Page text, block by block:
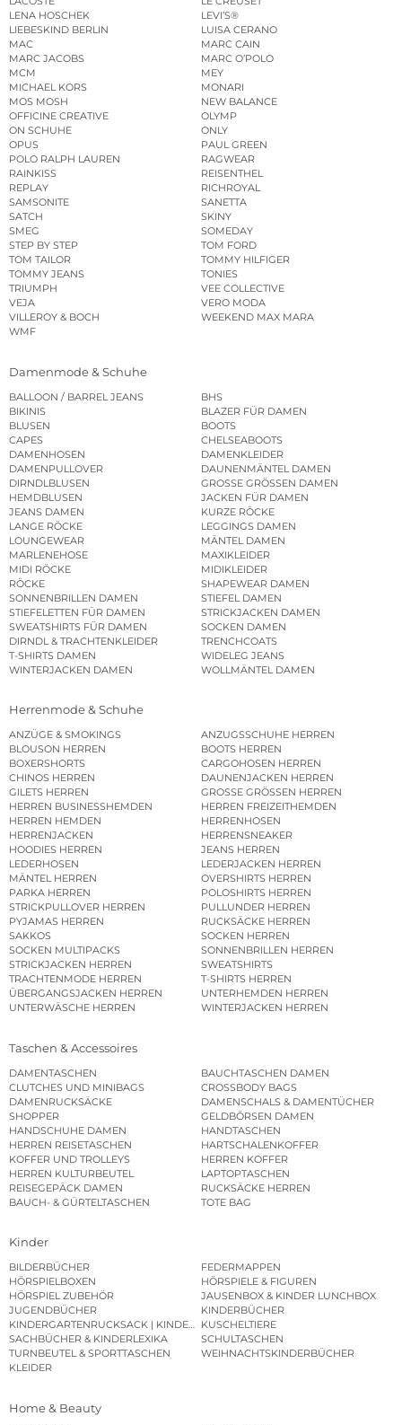
LENA HOSCHEK
LEVI’S®
LIEBESKIND BERLIN
LUISA CERANO
MAC
MARC CAIN
MARC JACOBS
MARC O’POLO
MCM
MEY
MICHAEL KORS
MONARI
MOS MOSH
NEW BALANCE
OFFICINE CREATIVE
OLYMP
ON SCHUHE
ONLY
OPUS
PAUL GREEN
POLO RALPH LAUREN
RAGWEAR
RAINKISS
REISENTHEL
REPLAY
RICHROYAL
SAMSONITE
SANETTA
SATCH
SKINY
SMEG
SOMEDAY
STEP BY STEP
TOM FORD
TOM TAILOR
TOMMY HILFIGER
TOMMY JEANS
TONIES
TRIUMPH
VEE COLLECTIVE
VEJA
VERO MODA
VILLEROY & BOCH
WEEKEND MAX MARA
WMF
Damenmode & Schuhe
BALLOON / BARREL JEANS
BHS
BIKINIS
BLAZER FÜR DAMEN
BLUSEN
BOOTS
CAPES
CHELSEABOOTS
DAMENHOSEN
DAMENKLEIDER
DAMENPULLOVER
DAUNENMÄNTEL DAMEN
DIRNDLBLUSEN
GROSSE GRÖSSEN DAMEN
HEMDBLUSEN
JACKEN FÜR DAMEN
JEANS DAMEN
KURZE RÖCKE
LANGE RÖCKE
LEGGINGS DAMEN
LOUNGEWEAR
MÄNTEL DAMEN
MARLENEHOSE
MAXIKLEIDER
MIDI RÖCKE
MIDIKLEIDER
RÖCKE
SHAPEWEAR DAMEN
SONNENBRILLEN DAMEN
STIEFEL DAMEN
STIEFELETTEN FÜR DAMEN
STRICKJACKEN DAMEN
SWEATSHIRTS FÜR DAMEN
SOCKEN DAMEN
DIRNDL & TRACHTENKLEIDER
TRENCHCOATS
T-SHIRTS DAMEN
WIDELEG JEANS
WINTERJACKEN DAMEN
WOLLMÄNTEL DAMEN
Herrenmode & Schuhe
ANZÜGE & SMOKINGS
ANZUGSSCHUHE HERREN
BLOUSON HERREN
BOOTS HERREN
BOXERSHORTS
CARGOHOSEN HERREN
CHINOS HERREN
DAUNENJACKEN HERREN
GILETS HERREN
GROSSE GRÖSSEN HERREN
HERREN BUSINESSHEMDEN
HERREN FREIZEITHEMDEN
HERREN HEMDEN
HERRENHOSEN
HERRENJACKEN
HERRENSNEAKER
HOODIES HERREN
JEANS HERREN
LEDERHOSEN
LEDERJACKEN HERREN
MÄNTEL HERREN
OVERSHIRTS HERREN
PARKA HERREN
POLOSHIRTS HERREN
STRICKPULLOVER HERREN
PULLUNDER HERREN
PYJAMAS HERREN
RUCKSÄCKE HERREN
SAKKOS
SOCKEN HERREN
SOCKEN MULTIPACKS
SONNENBRILLEN HERREN
STRICKJACKEN HERREN
SWEATSHIRTS
TRACHTENMODE HERREN
T-SHIRTS HERREN
ÜBERGANGSJACKEN HERREN
UNTERHEMDEN HERREN
UNTERWÄSCHE HERREN
WINTERJACKEN HERREN
Taschen & Accessoires
DAMENTASCHEN
BAUCHTASCHEN DAMEN
CLUTCHES UND MINIBAGS
CROSSBODY BAGS
DAMENRUCKSÄCKE
DAMENSCHALS & DAMENTÜCHER
SHOPPER
GELDBÖRSEN DAMEN
HANDSCHUHE DAMEN
HANDTASCHEN
HERREN REISETASCHEN
HARTSCHALENKOFFER
KOFFER UND TROLLEYS
HERREN KOFFER
HERREN KULTURBEUTEL
LAPTOPTASCHEN
REISEGEPÄCK DAMEN
RUCKSÄCKE HERREN
BAUCH- & GÜRTELTASCHEN
TOTE BAG
Kinder
BILDERBÜCHER
FEDERMAPPEN
HÖRSPIELBOXEN
HÖRSPIELE & FIGUREN
HÖRSPIEL ZUBEHÖR
JAUSENBOX & KINDER LUNCHBOX
JUGENDBÜCHER
KINDERBÜCHER
KINDERGARTENRUCKSACK | KINDERGARTENBEUTEL
KUSCHELTIERE
SACHBÜCHER & KINDERLEXIKA
SCHULTASCHEN
TURNBEUTEL & SPORTTASCHEN
WEIHNACHTSKINDERBÜCHER
KLEIDER
Home & Beauty